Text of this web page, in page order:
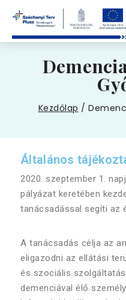
Kezdőlap /
Általános
2020. szeptember 1.
pályázat keretében
tanácsadással segíti az
A tanácsadás célja az
eligazodni az ellátási
és szociális
demenciával élő